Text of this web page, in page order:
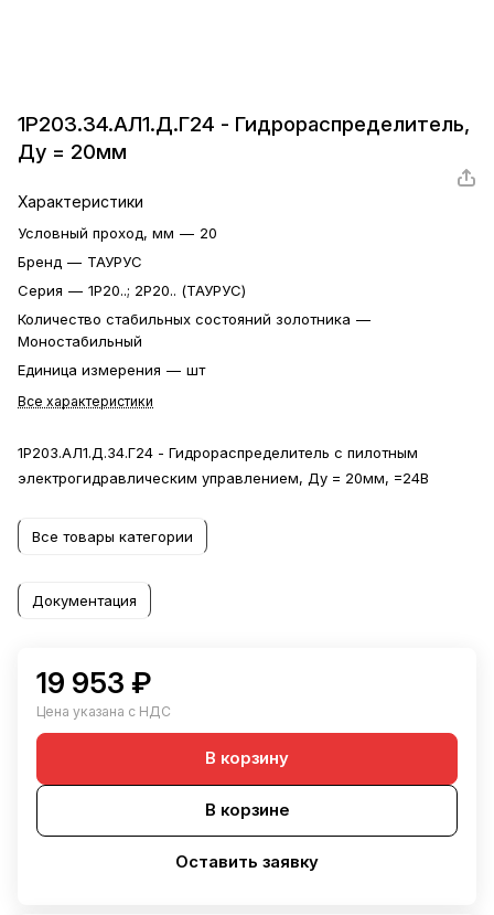
1Р203.34.АЛ1.Д.Г24 - Гидрораспределитель,
Ду = 20мм
Характеристики
Условный проход, мм — 20
Бренд — ТАУРУС
Серия — 1Р20..; 2Р20.. (ТАУРУС)
Количество стабильных состояний золотника —
Моностабильный
Единица измерения — шт
Все характеристики
1Р203.АЛ1.Д.34.Г24 - Гидрораспределитель с пилотным
электрогидравлическим управлением, Ду = 20мм, =24В
Все товары категории
Документация
19 953 ₽
Цена указана с НДС
В корзину
В корзине
Оставить заявку